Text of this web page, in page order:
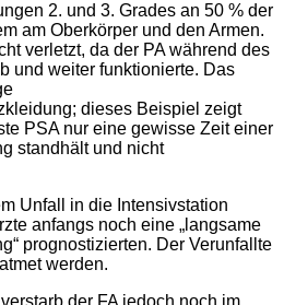
2. und 3. Grades an 50 % der
am Oberkörper und den Armen.
verletzt, da der PA während des
und weiter funktionierte. Das
dieses Beispiel zeigt
PSA nur eine gewisse Zeit einer
standhält und nicht
Unfall in die Intensivstation
anfangs noch eine „langsame
prognostizierten. Der Verunfallte
werden.